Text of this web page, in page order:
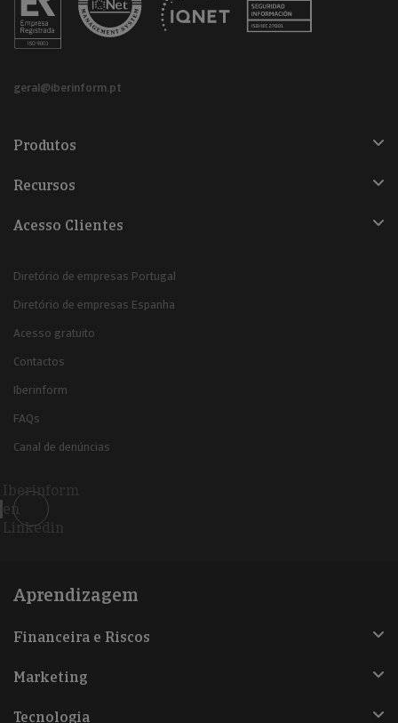
geral@iberinform.pt
Produtos
Recursos
Acesso Clientes
Diretório de empresas Portugal
Diretório de empresas Espanha
Acesso gratuito
Contactos
Iberinform
FAQs
Canal de denúncias
Iberinform
en
Linkedin
Aprendizagem
Financeira e Riscos
Marketing
Tecnologia